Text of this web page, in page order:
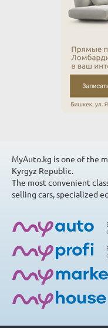
MyAuto.kg is one of the
Kyrgyz Republic.
The most convenient
selling cars, specialized